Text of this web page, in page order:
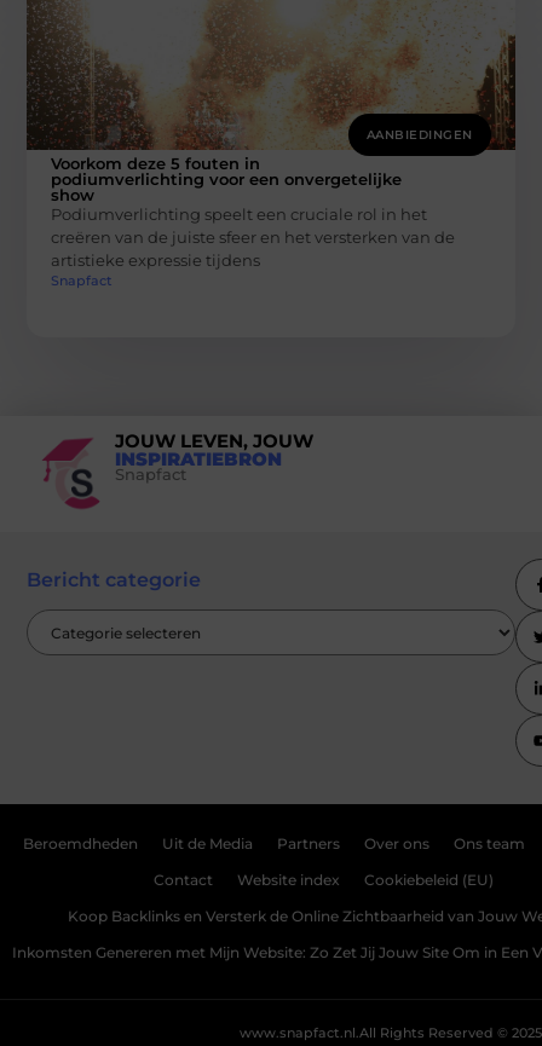
AANBIEDINGEN
Voorkom deze 5 fouten in
podiumverlichting voor een onvergetelijke
show
Podiumverlichting speelt een cruciale rol in het
creëren van de juiste sfeer en het versterken van de
artistieke expressie tijdens
Snapfact
JOUW LEVEN, JOUW
INSPIRATIEBRON
Snapfact
Bericht categorie
Beroemdheden Uit de Media Partners Over ons Ons team
Contact Website index Cookiebeleid (EU)
Koop Backlinks en Versterk de Online Zichtbaarheid van Jouw
Inkomsten Genereren met Mijn Website: Zo Zet Jij Jouw Site Om in Een
All Rights Reserved © 2025
www.snapfact.nl.